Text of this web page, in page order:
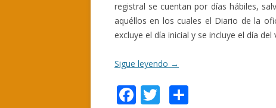
registral se cuentan por días hábiles,
aquéllos en los cuales el Diario de la
excluye el día inicial y se incluye el día del
Sigue leyendo →
F T